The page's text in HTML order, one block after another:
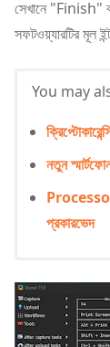
সেখানে "Finish"
সফটওয়্যারটির মূল
You may
নতুন
প্রকারভেদ